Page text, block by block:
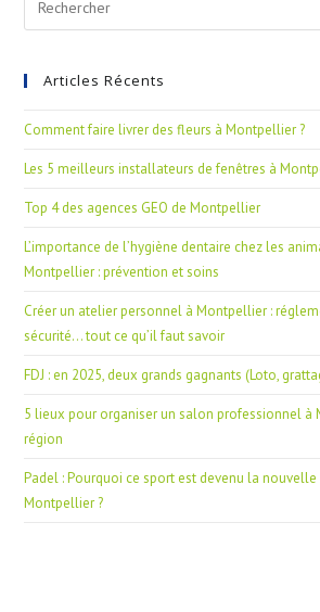
Articles Récents
Comment faire livrer des fleurs à Montpellier ?
Les 5 meilleurs installateurs de fenêtres à
Top 4 des agences GEO de Montpellier
L’importance de l’hygiène dentaire chez les
Montpellier : prévention et soins
Créer un atelier personnel à Montpellier :
sécurité… tout ce qu’il faut savoir
FDJ : en 2025, deux grands gagnants (Loto,
5 lieux pour organiser un salon professionnel à
région
Padel : Pourquoi ce sport est devenu la
Montpellier ?